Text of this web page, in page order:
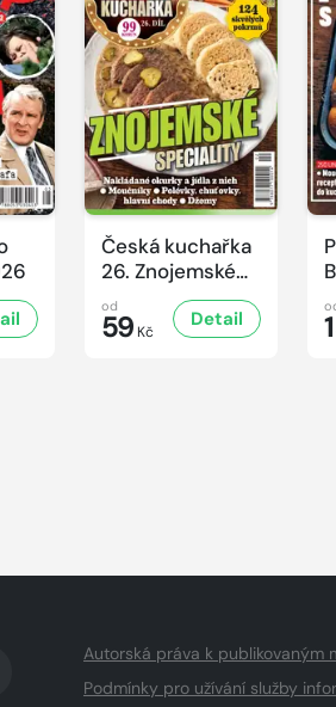
Česká kuchařka
26. Znojemské
speciality
od
59 Kč
Detail
Autorská práva k publikovaným
Podmínky pro užívání služby